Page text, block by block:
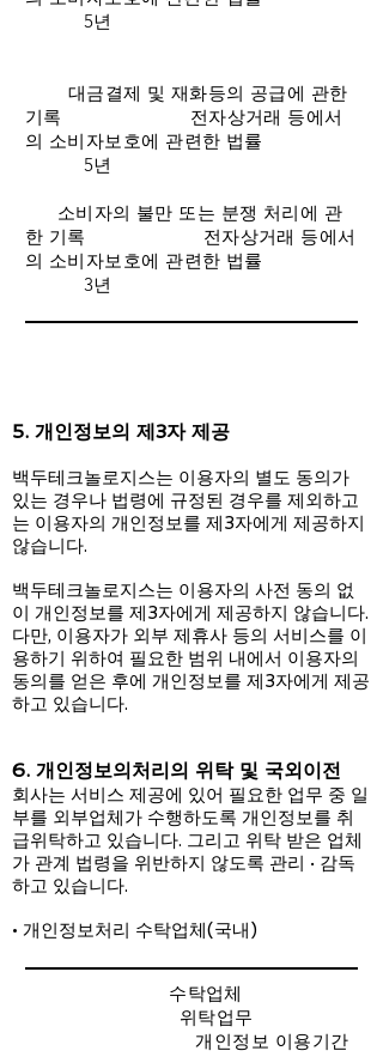
5년
대금결제 및 재화등의 공급에 관한
기록 전자상거래 등에서
의 소비자보호에 관련한 법률
5년
소비자의 불만 또는 분쟁 처리에 관
한 기록 전자상거래 등에서
의 소비자보호에 관련한 법률
3년
5. 개인정보의 제3자 제공
백두테크놀로지스는 이용자의 별도 동의가
있는 경우나 법령에 규정된 경우를 제외하고
는 이용자의 개인정보를 제3자에게 제공하지
않습니다.
백두테크놀로지스는 이용자의 사전 동의 없
이 개인정보를 제3자에게 제공하지 않습니다.
다만, 이용자가 외부 제휴사 등의 서비스를 이
용하기 위하여 필요한 범위 내에서 이용자의
동의를 얻은 후에 개인정보를 제3자에게 제공
하고 있습니다.
6. 개인정보의처리의 위탁 및 국외이전
회사는 서비스 제공에 있어 필요한 업무 중 일
부를 외부업체가 수행하도록 개인정보를 취
급위탁하고 있습니다. 그리고 위탁 받은 업체
가 관계 법령을 위반하지 않도록 관리 · 감독
하고 있습니다.
• 개인정보처리 수탁업체(국내)
수탁업체
위탁업무
개인정보 이용기간